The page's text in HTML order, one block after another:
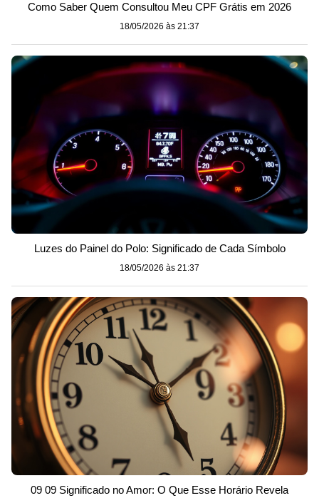
Como Saber Quem Consultou Meu CPF Grátis em 2026
18/05/2026 às 21:37
Luzes do Painel do Polo: Significado de Cada Símbolo
18/05/2026 às 21:37
09 09 Significado no Amor: O Que Esse Horário Revela